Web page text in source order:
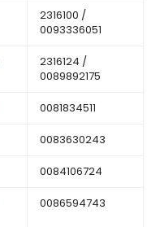
2316100 /
0093336051
2316124 /
0089892175
0081834511
0083630243
0084106724
0086594743